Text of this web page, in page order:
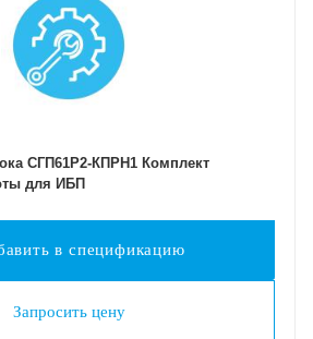
СГП61Р2-КПРН1 Комплект
для ИБП
в спецификацию
Запросить цену